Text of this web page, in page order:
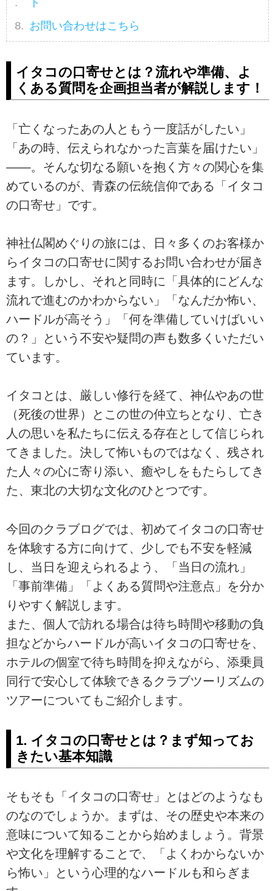
お問い合わせはこちら
イタコの口寄せとは？流れや準備、よ
くある質問を企画担当者が解説します！
「亡くなったあの人ともう一度話がしたい」
「あの時、伝えられなかった言葉を届けたい」
――。そんな切なる願いを抱く方々の関心を集
めているのが、青森の伝統信仰である「イタコ
の口寄せ」です。
神社仏閣めぐりの旅には、日々多くのお客様か
らイタコの口寄せに関するお問い合わせが届き
ます。しかし、それと同時に「具体的にどんな
流れで進むのかわからない」「なんだか怖い、
ハードルが高そう」「何を準備していけばいい
の？」という不安や疑問の声も数多くいただい
ています。
イタコとは、厳しい修行を経て、神仏やあの世
（死後の世界）とこの世の仲立ちとなり、亡き
人の思いを私たちに伝える存在として信じられ
てきました。決して怖いものではなく、残され
た人々の心に寄り添い、癒やしをもたらしてき
た、東北の大切な文化のひとつです。
今回のクラブログでは、初めてイタコの口寄せ
を体験する方に向けて、少しでも不安を軽減
し、当日を迎えられるよう、「当日の流れ」
「事前準備」「よくある質問や注意点」を分か
りやすく解説します。
また、個人で訪れる場合は待ち時間や移動の負
担などからハードルが高いイタコの口寄せを、
ホテルの個室で待ち時間を抑えながら、添乗員
同行で安心して体験できるクラブツーリズムの
ツアーについてもご紹介します。
1. イタコの口寄せとは？まず知ってお
きたい基本知識
そもそも「イタコの口寄せ」とはどのようなも
のなのでしょうか。まずは、その歴史や本来の
意味について知ることから始めましょう。背景
や文化を理解することで、「よくわからないか
ら怖い」という心理的なハードルも和らぎま